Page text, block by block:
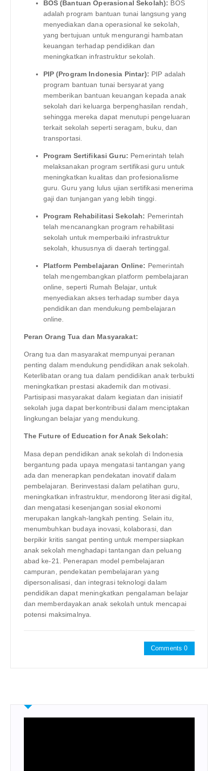
BOS (Bantuan Operasional Sekolah): BOS
adalah program bantuan tunai langsung yang
menyediakan dana operasional ke sekolah,
yang bertujuan untuk mengurangi hambatan
keuangan terhadap pendidikan dan
meningkatkan infrastruktur sekolah.
PIP (Program Indonesia Pintar): PIP adalah
program bantuan tunai bersyarat yang
memberikan bantuan keuangan kepada anak
sekolah dari keluarga berpenghasilan rendah,
sehingga mereka dapat menutupi pengeluaran
terkait sekolah seperti seragam, buku, dan
transportasi.
Program Sertifikasi Guru: Pemerintah telah
melaksanakan program sertifikasi guru untuk
meningkatkan kualitas dan profesionalisme
guru. Guru yang lulus ujian sertifikasi menerima
gaji dan tunjangan yang lebih tinggi.
Program Rehabilitasi Sekolah: Pemerintah
telah mencanangkan program rehabilitasi
sekolah untuk memperbaiki infrastruktur
sekolah, khususnya di daerah tertinggal.
Platform Pembelajaran Online: Pemerintah
telah mengembangkan platform pembelajaran
online, seperti Rumah Belajar, untuk
menyediakan akses terhadap sumber daya
pendidikan dan mendukung pembelajaran
online.
Peran Orang Tua dan Masyarakat:
Orang tua dan masyarakat mempunyai peranan
penting dalam mendukung pendidikan anak sekolah.
Keterlibatan orang tua dalam pendidikan anak terbukti
meningkatkan prestasi akademik dan motivasi.
Partisipasi masyarakat dalam kegiatan dan inisiatif
sekolah juga dapat berkontribusi dalam menciptakan
lingkungan belajar yang mendukung.
The Future of Education for Anak Sekolah:
Masa depan pendidikan anak sekolah di Indonesia
bergantung pada upaya mengatasi tantangan yang
ada dan menerapkan pendekatan inovatif dalam
pembelajaran. Berinvestasi dalam pelatihan guru,
meningkatkan infrastruktur, mendorong literasi digital,
dan mengatasi kesenjangan sosial ekonomi
merupakan langkah-langkah penting. Selain itu,
menumbuhkan budaya inovasi, kolaborasi, dan
berpikir kritis sangat penting untuk mempersiapkan
anak sekolah menghadapi tantangan dan peluang
abad ke-21. Penerapan model pembelajaran
campuran, pendekatan pembelajaran yang
dipersonalisasi, dan integrasi teknologi dalam
pendidikan dapat meningkatkan pengalaman belajar
dan memberdayakan anak sekolah untuk mencapai
potensi maksimalnya.
Comments 0